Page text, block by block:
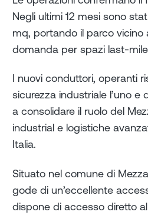
Negli ultimi 12 mesi sono
mq, portando il parco
domanda per spazi last-
I nuovi conduttori, operanti
sicurezza industriale l’uno
a consolidare il ruolo del
industrial e logistiche
Italia.
Situato nel comune di
gode di un’eccellente
dispone di accesso diretto